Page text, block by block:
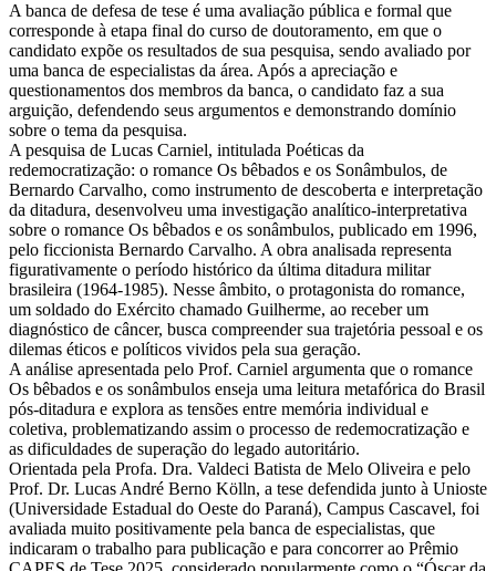
A banca de defesa de tese é uma avaliação pública e formal que
corresponde à etapa final do curso de doutoramento, em que o
candidato expõe os resultados de sua pesquisa, sendo avaliado por
uma banca de especialistas da área. Após a apreciação e
questionamentos dos membros da banca, o candidato faz a sua
arguição, defendendo seus argumentos e demonstrando domínio
sobre o tema da pesquisa.
A pesquisa de Lucas Carniel, intitulada Poéticas da
redemocratização: o romance Os bêbados e os Sonâmbulos, de
Bernardo Carvalho, como instrumento de descoberta e interpretação
da ditadura, desenvolveu uma investigação analítico-interpretativa
sobre o romance Os bêbados e os sonâmbulos, publicado em 1996,
pelo ficcionista Bernardo Carvalho. A obra analisada representa
figurativamente o período histórico da última ditadura militar
brasileira (1964-1985). Nesse âmbito, o protagonista do romance,
um soldado do Exército chamado Guilherme, ao receber um
diagnóstico de câncer, busca compreender sua trajetória pessoal e os
dilemas éticos e políticos vividos pela sua geração.
A análise apresentada pelo Prof. Carniel argumenta que o romance
Os bêbados e os sonâmbulos enseja uma leitura metafórica do Brasil
pós-ditadura e explora as tensões entre memória individual e
coletiva, problematizando assim o processo de redemocratização e
as dificuldades de superação do legado autoritário.
Orientada pela Profa. Dra. Valdeci Batista de Melo Oliveira e pelo
Prof. Dr. Lucas André Berno Kölln, a tese defendida junto à Unioste
(Universidade Estadual do Oeste do Paraná), Campus Cascavel, foi
avaliada muito positivamente pela banca de especialistas, que
indicaram o trabalho para publicação e para concorrer ao Prêmio